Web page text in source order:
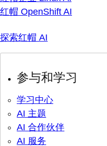
红帽 OpenShift AI
探索红帽 AI
参与和学习
学习中心
AI 主题
AI 合作伙伴
AI 服务